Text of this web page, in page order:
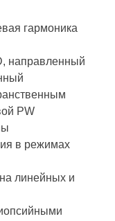
гармоника
направленный
PW
в режимах
линейных и